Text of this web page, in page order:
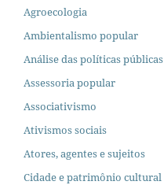
Agroecologia
Ambientalismo popular
Análise das políticas públicas
Assessoria popular
Associativismo
Ativismos sociais
Atores, agentes e sujeitos
Cidade e patrimônio cultural